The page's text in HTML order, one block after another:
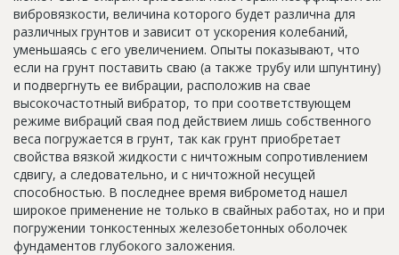
Новости
Платные услуги
Пресс-релизы
Правила работы
Контакты
Личный кабинет
вибровязкости, величина которого будет различна для
различных грунтов и зависит от ускорения колебаний,
уменьшаясь с его увеличением. Опыты показывают, что
если на грунт поставить сваю (а также трубу или шпунтину)
и подвергнуть ее вибрации, расположив на свае
высокочастотный вибратор, то при соответствующем
режиме вибраций свая под действием лишь собственного
веса погружается в грунт, так как грунт приобретает
свойства вязкой жидкости с ничтожным сопротивлением
сдвигу, а следовательно, и с ничтожной несущей
способностью. В последнее время виброметод нашел
широкое применение не только в свайных работах, но и при
погружении тонкостенных железобетонных оболочек
фундаментов глубокого заложения.